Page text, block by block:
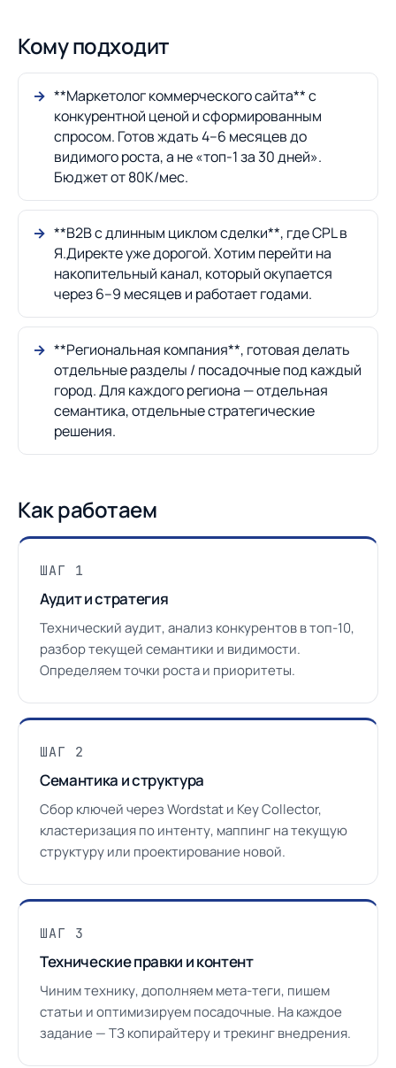
Кому подходит
**Маркетолог коммерческого сайта** с
конкурентной ценой и сформированным
спросом. Готов ждать 4–6 месяцев до
видимого роста, а не «топ-1 за 30 дней».
Бюджет от 80К/мес.
**B2B с длинным циклом сделки**, где CPL в
Я.Директе уже дорогой. Хотим перейти на
накопительный канал, который окупается
через 6–9 месяцев и работает годами.
**Региональная компания**, готовая делать
отдельные разделы / посадочные под каждый
город. Для каждого региона — отдельная
семантика, отдельные стратегические
решения.
Как работаем
ШАГ 1
Аудит и стратегия
Технический аудит, анализ конкурентов в топ-10,
разбор текущей семантики и видимости.
Определяем точки роста и приоритеты.
ШАГ 2
Семантика и структура
Сбор ключей через Wordstat и Key Collector,
кластеризация по интенту, маппинг на текущую
структуру или проектирование новой.
ШАГ 3
Технические правки и контент
Чиним технику, дополняем мета-теги, пишем
статьи и оптимизируем посадочные. На каждое
задание — ТЗ копирайтеру и трекинг внедрения.